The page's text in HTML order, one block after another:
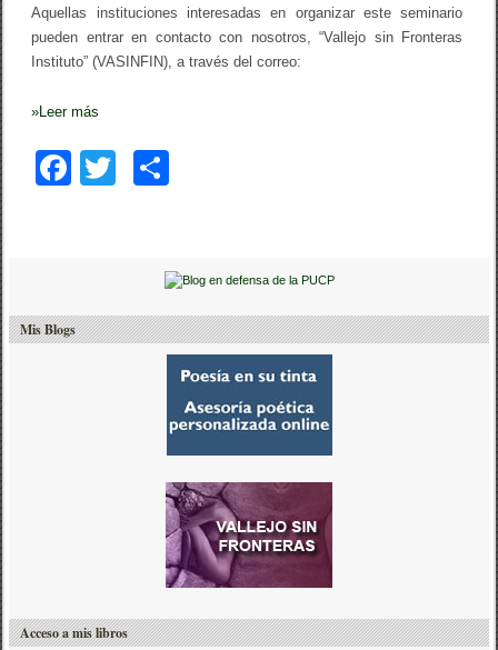
Aquellas instituciones interesadas en organizar este seminario
pueden entrar en contacto con nosotros, “Vallejo sin Fronteras
Instituto” (VASINFIN), a través del correo:
»Leer más
F
b
o
p
ar
tir
Mis Blogs
Acceso a mis libros